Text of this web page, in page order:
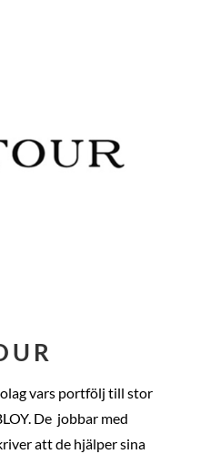
vars portfölj till stor
De jobbar med
att de hjälper sina